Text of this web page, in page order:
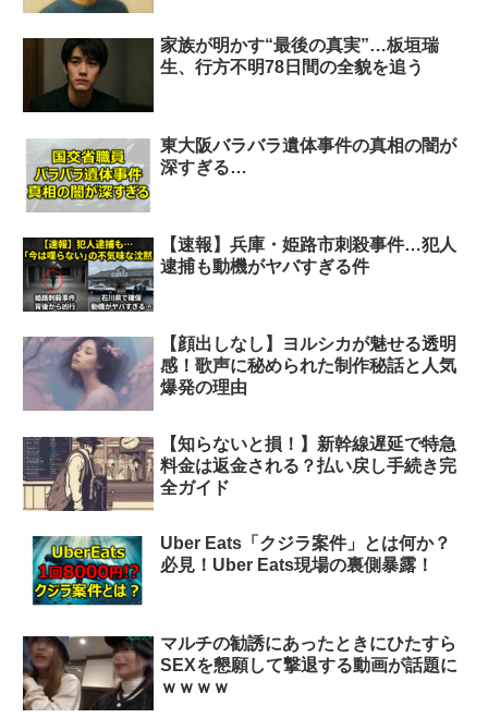
家族が明かす“最後の真実”…板垣瑞
生、行方不明78日間の全貌を追う
東大阪バラバラ遺体事件の真相の闇が
深すぎる…
【速報】兵庫・姫路市刺殺事件…犯人
逮捕も動機がヤバすぎる件
【顔出しなし】ヨルシカが魅せる透明
感！歌声に秘められた制作秘話と人気
爆発の理由
【知らないと損！】新幹線遅延で特急
料金は返金される？払い戻し手続き完
全ガイド
Uber Eats「クジラ案件」とは何か？
必見！Uber Eats現場の裏側暴露！
マルチの勧誘にあったときにひたすら
SEXを懇願して撃退する動画が話題に
ｗｗｗｗ